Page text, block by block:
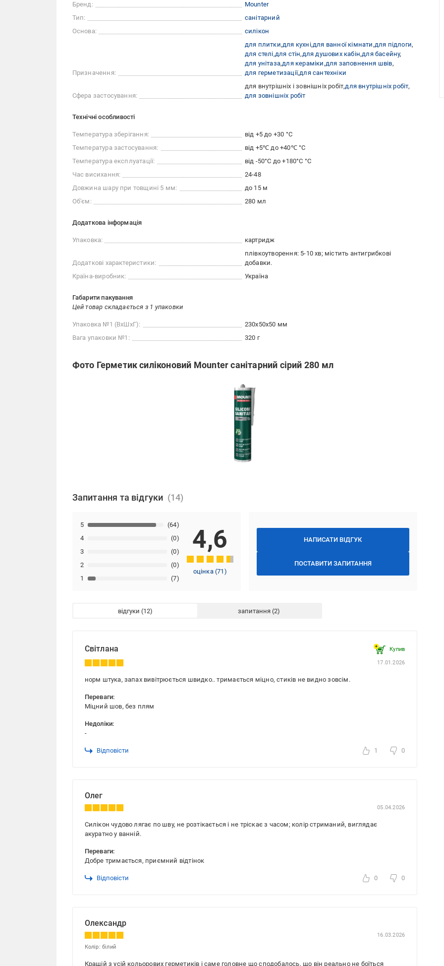
Бренд:
Mounter
Тип:
санітарний
Основа:
силікон
Призначення:
для плитки для кухні для ванної кімнати для підлоги
для стелі для стін для душових кабін для басейну
для унітаза для кераміки для заповнення швів
для герметизації для сантехніки
Сфера застосування:
для внутрішніх і зовнішніх робіт для внутрішніх робіт
для зовнішніх робіт
Технічні особливості
Температура зберігання:
від +5 до +30 °C
Температура застосування:
від +5℃ до +40℃ °С
Температура експлуатації:
від -50°С до +180°С °C
Час висихання:
24-48
Довжина шару при товщині 5 мм:
до 15 м
Об'єм:
280 мл
Додаткова інформація
Упаковка: картридж
Додаткові характеристики:
плівкоутворення: 5-10 хв; містить антигрибкові
добавки.
Країна-виробник:
Україна
Габарити пакування
Цей товар складається з 1 упаковки
Упаковка №1 (ВхШхГ):
230x50x50 мм
Вага упаковки №1:
320 г
Фото Герметик силіконовий Mounter санітарний сірий 280 мл
Запитання та відгуки
НАПИСАТИ ВІДГУК
ПОСТАВИТИ ЗАПИТАННЯ
1 (7)
2 (0)
3 (0)
4 (0)
5 (64)
4,6
оцінка(71 )
відгуки запитання
Світлана Купив
17.01.2026
норм штука, запах вивітрюється швидко.. тримається міцно, стиків не видно зовсім.
Переваги:
Міцний шов, без плям
Недоліки:
-
Відповісти 1 0
Олег
05.04.2026
Силікон чудово лягає по шву, не розтікається і не тріскає з часом; колір стриманий, виглядає
акуратно у ванній.
Переваги:
Добре тримається, приємний відтінок
Відповісти 0 0
Олександр
16.03.2026
Колір: білий
Кращій з усій кольорових герметиків і саме головне що сподобалось, що він реально не боїться